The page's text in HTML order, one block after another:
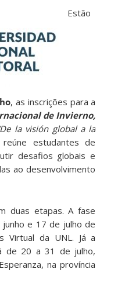
Estão
, as inscrições para a
de Invierno,
la visión global a la
estudantes de
desafios globais e
ao desenvolvimento
duas etapas. A fase
e 17 de julho de
Virtual da UNL. Já a
de 20 a 31 de julho,
na província